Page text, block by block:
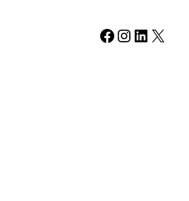
Facebook Instagram LinkedIn X